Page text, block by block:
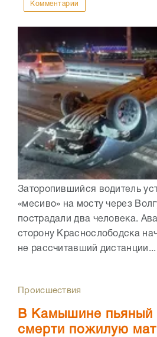
Комментарии
Заторопившийся водитель
«месиво» на мосту через
пострадали два человека.
сторону Краснослободска
не рассчитавший дистанции...
Происшествия
В Камышине пьяный
смерти пожилую